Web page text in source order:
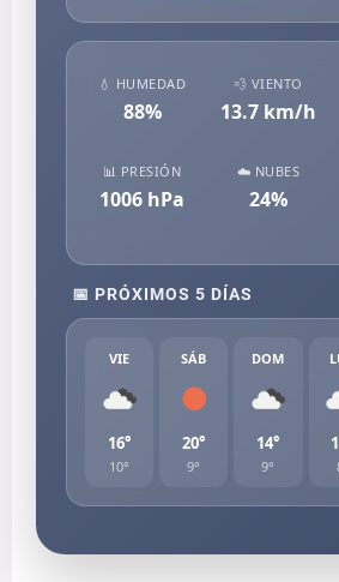
💧 HUMEDAD
88%
💨 VIENTO
13.7km/h
📊 PRESIÓN
1006 hPa
☁️ NUBES
24%
📅 PRÓXIMOS 5 DÍAS
VIE
16°
10°
SÁB
20°
9°
DOM
14°
9°